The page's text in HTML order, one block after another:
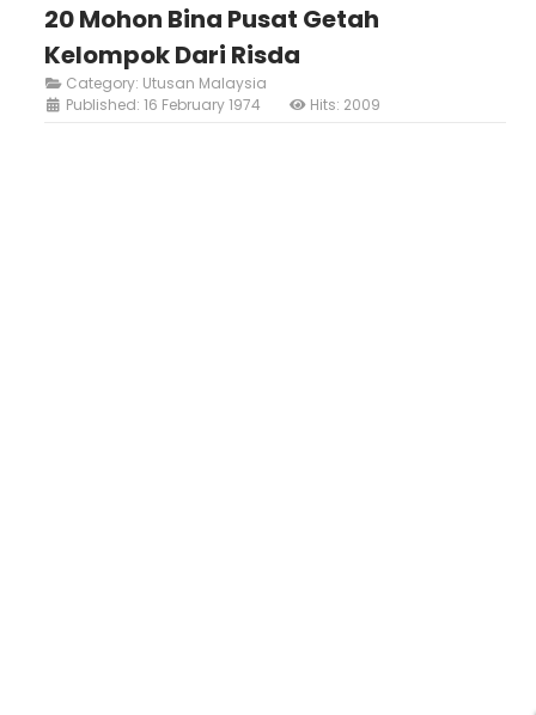
20 Mohon Bina Pusat Getah
Kelompok Dari Risda
Category: Utusan Malaysia
Published: 16 February 1974
Hits: 2009